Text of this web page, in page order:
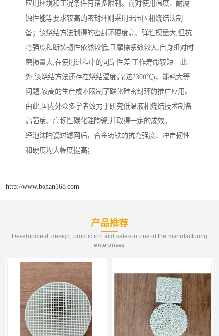
应用环境和工况条件有诸多限制。而对使用温度、耐腐
蚀性能等要求较高的密封环则采用无压固相烧结法制
备；该烧结方法制得的密封环硬度高、弹性模量大,但抗
弯强度和断裂韧性依然较低,且摩擦系数较大,自身组对时
磨损量大,在使用过程中的可靠性差,工作寿命较短；此
外,该烧结方法还存在烧结温度高(达2300℃)、能耗大等
问题,较高的生产成本限制了碳化硅密封环的推广应用。
由此,国内外众多学者致力于研究低温液相烧结技术制备
高强度、高韧性碳化硅陶瓷,并取得一定的成效。
经泡沫陶瓷过滤网后，合金铸铁的抗弯强度、冲击韧性
和硬度均大幅度提高；
http://www.bohan168.com
产品推荐
Development, design, production and sales in one of the manufacturing
enterprises